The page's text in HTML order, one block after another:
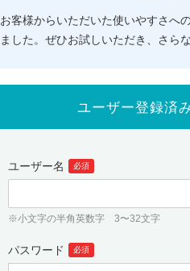
人気ドメ
お客様からいただいた使いやすさへ
ました。ぜひお試しいただき、さら
ユーザー登録済
ユーザー名 必須
※小文字の半角英数字 3〜32文字
パスワード 必須